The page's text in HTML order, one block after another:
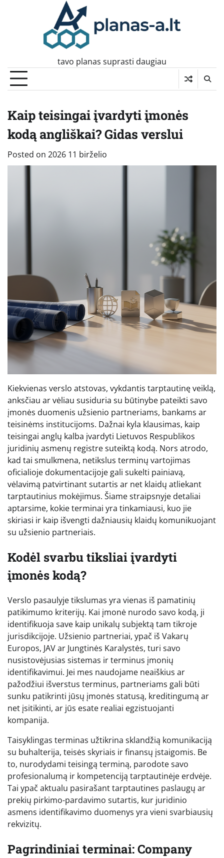
tavo planas suprasti daugiau
Kaip teisingai įvardyti įmonės
kodą angliškai? Gidas verslui
Posted on 2026 11 birželio
Kiekvienas verslo atstovas, vykdantis tarptautinę veiklą,
anksčiau ar vėliau susiduria su būtinybe pateikti savo
įmonės duomenis užsienio partneriams, bankams ar
teisinėms institucijoms. Dažnai kyla klausimas, kaip
teisingai anglų kalba įvardyti Lietuvos Respublikos
juridinių asmenų registre suteiktą kodą. Nors atrodo,
kad tai smulkmena, netikslus terminų vartojimas
oficialioje dokumentacijoje gali sukelti painiavą,
vėlavimą patvirtinant sutartis ar net klaidų atliekant
tarptautinius mokėjimus. Šiame straipsnyje detaliai
aptarsime, kokie terminai yra tinkamiausi, kuo jie
skiriasi ir kaip išvengti dažniausių klaidų komunikuojant
su užsienio partneriais.
Kodėl svarbu tiksliai įvardyti
įmonės kodą?
Verslo pasaulyje tikslumas yra vienas iš pamatinių
patikimumo kriterijų. Kai įmonė nurodo savo kodą, ji
identifikuoja save kaip unikalų subjektą tam tikroje
jurisdikcijoje. Užsienio partneriai, ypač iš Vakarų
Europos, JAV ar Jungtinės Karalystės, turi savo
nusistovėjusias sistemas ir terminus įmonių
identifikavimui. Jei mes naudojame neaiškius ar
pažodžiui išverstus terminus, partneriams gali būti
sunku patikrinti jūsų įmonės statusą, kreditingumą ar
net įsitikinti, ar jūs esate realiai egzistuojanti
kompanija.
Taisyklingas terminas užtikrina sklandžią komunikaciją
su buhalterija, teisės skyriais ir finansų įstaigomis. Be
to, nurodydami teisingą terminą, parodote savo
profesionalumą ir kompetenciją tarptautinėje erdvėje.
Tai ypač aktualu pasirašant tarptautines paslaugų ar
prekių pirkimo-pardavimo sutartis, kur juridinio
asmens identifikavimo duomenys yra vieni svarbiausių
rekvizitų.
Pagrindiniai terminai: Company